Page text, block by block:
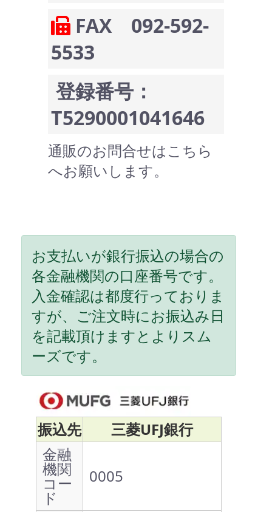
FAX 092-592-
5533
登録番号：
T5290001041646
通販のお問合せはこちら
へお願いします。
お支払いが銀行振込の場合の
各金融機関の口座番号です。
入金確認は都度行っておりま
すが、ご注文時にお振込み日
を記載頂けますとよりスム
ーズです。
振込先
三菱UFJ銀行
金融
機関
コー
ド
0005